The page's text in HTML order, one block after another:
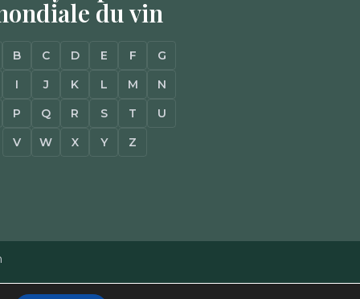
du vin
B C D E F
G
I
J K L M
N
P
Q R S T
U
V
W X Y Z
Légales–